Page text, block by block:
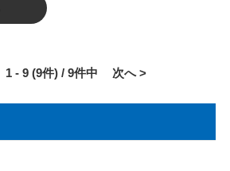
1 - 9 (9件) / 9件中 次へ >